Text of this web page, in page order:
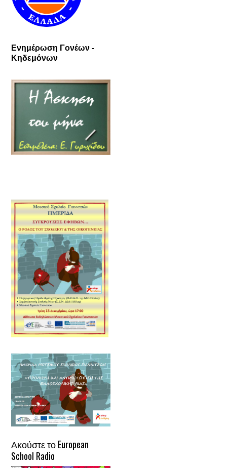
Ενημέρωση Γονέων -
Κηδεμόνων
Ακούστε το European
School Radio